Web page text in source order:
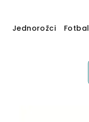
Jednorožci
Fotbal